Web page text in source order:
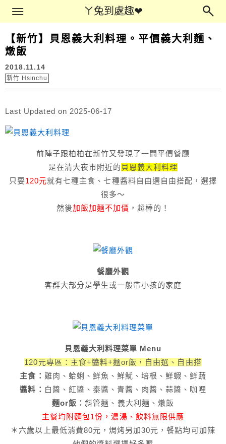
ㄚ兔到處趣❤
Main Menu
【新竹】貝恩義大利料理。平價義大利麵、
燉飯
2018.11.14
新竹 Hsinchu
Last Updated on 2025-06-17
前陣子跟柏柏在新竹又發現了一間平價餐廳
是在清大夜市附近的 貝恩義大利料理
只要120元就有七種主食、七種醬料自由選自由搭配，選擇
很多～
然後加飯加麵不加價 ，超棒的！
餐廳外觀
客群大部分是學生或一般帶小孩的家庭
貝恩義大利料理菜單 Menu
120元專區：主食+醬料+麵or飯，自由選、自由搭
主食： 雞肉、蛤蜊、鮮魚、鮮魷、培根、鮮蝦、鮮蔬
醬料： 白醬、紅醬、泰醬、青醬、肉醬、蒜醬、咖哩
麵or飯：斜管麵、義大利麵、燉飯
主餐均附麵包1份，濃湯、飲料無限供應
＊六歲以上最低消費80元，焗烤另加30元，餐點均可加辣